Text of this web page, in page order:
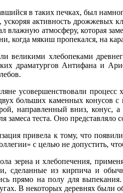
в таких печках, был
ускоряя активность дрожжевых
влажную атмосферу, которая
когда мякиш пропекался, на
великими хлебопеками
драматургов Антифана и
усовершенствовали
больших каменных конусов
направленный вниз, конус,
замеса теста. Оно
привела к тому, что
с целью не допустить,
зерна и хлебопечения,
сделанные из кирпича и
прямо на полу для
В некоторых деревнях были